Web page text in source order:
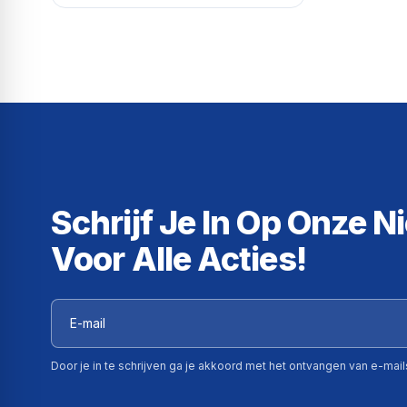
Schrijf Je In Op Onze
Voor Alle Acties!
Door je in te schrijven ga je akkoord met het ontvangen van e-